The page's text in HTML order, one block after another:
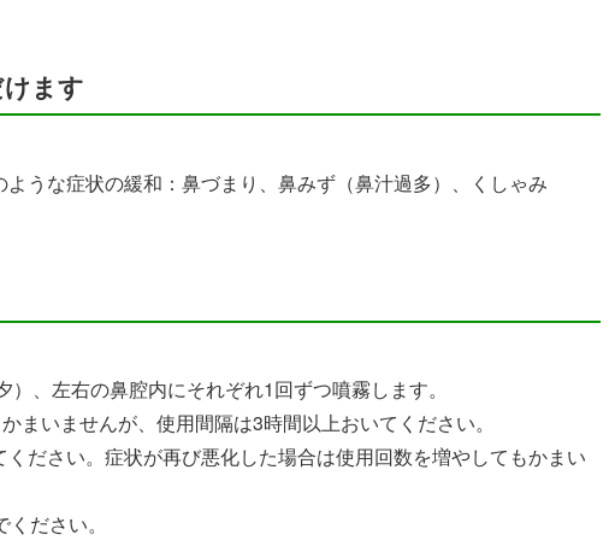
ます
うな症状の緩和：鼻づまり、鼻みず（鼻汁過多）、くしゃみ
、左右の鼻腔内にそれぞれ1回ずつ噴霧します。
まいませんが、使用間隔は3時間以上おいてください。
ださい。症状が再び悪化した場合は使用回数を増やしてもかまい
ださい。